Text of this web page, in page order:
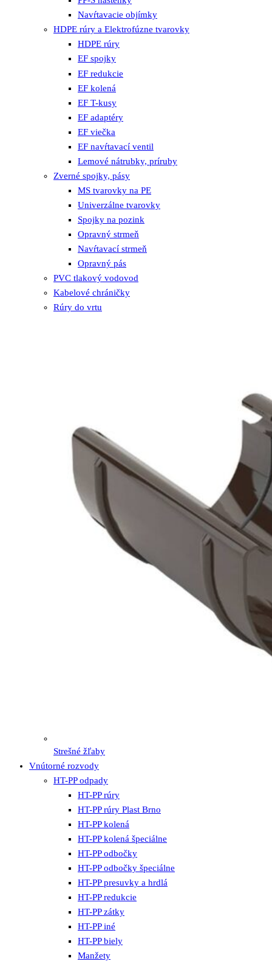
Navŕtavacie objímky
HDPE rúry a Elektrofúzne tvarovky
HDPE rúry
EF spojky
EF redukcie
EF kolená
EF T-kusy
EF adaptéry
EF viečka
EF navŕtavací ventil
Lemové nátrubky, príruby
Zverné spojky, pásy
MS tvarovky na PE
Univerzálne tvarovky
Spojky na pozink
Opravný strmeň
Navŕtavací strmeň
Opravný pás
PVC tlakový vodovod
Kabelové chráničky
Rúry do vrtu
Strešné žľaby
Vnútorné rozvody
HT-PP odpady
HT-PP rúry
HT-PP rúry Plast Brno
HT-PP kolená
HT-PP kolená špeciálne
HT-PP odbočky
HT-PP odbočky špeciálne
HT-PP presuvky a hrdlá
HT-PP redukcie
HT-PP zátky
HT-PP iné
HT-PP biely
Manžety